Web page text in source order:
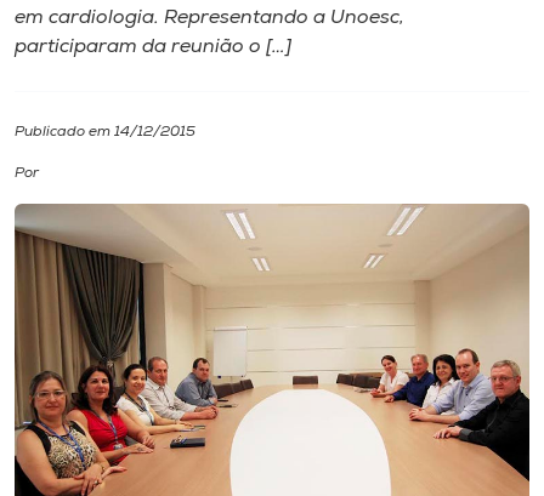
Diplomados
Biblioteca
Editora
Rádio
Museu
em cardiologia. Representando a Unoesc,
participaram da reunião o […]
Publicado em 14/12/2015
Por